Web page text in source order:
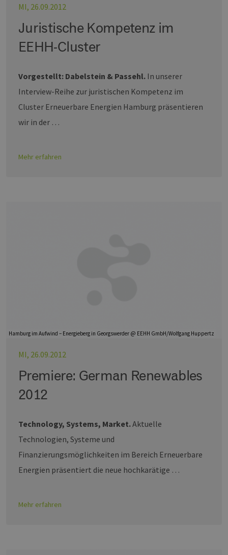
MI, 26.09.2012
Juristische Kompetenz im
EEHH-Cluster
Vorgestellt: Dabelstein & Passehl. In unserer
Interview-Reihe zur juristischen Kompetenz im
Cluster Erneuerbare Energien Hamburg präsentieren
wir in der …
Mehr erfahren
Hamburg im Aufwind – Energieberg in Georgswerder @ EEHH GmbH/Wolfgang Huppertz
MI, 26.09.2012
Premiere: German Renewables
2012
Technology, Systems, Market.Aktuelle
Technologien, Systeme und
Finanzierungsmöglichkeiten im Bereich Erneuerbare
Energien präsentiert die neue hochkarätige …
Mehr erfahren